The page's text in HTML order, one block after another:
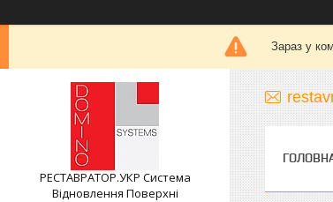
Зараз у
РЕСТАВРАТОР.УКР Система
Відновлення Поверхні